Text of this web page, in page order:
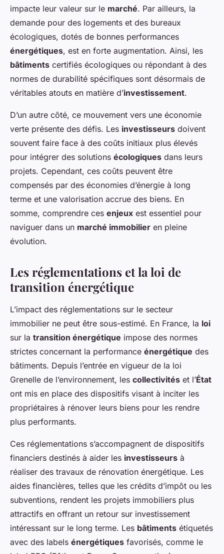
impacte leur valeur sur le marché. Par ailleurs, la
demande pour des logements et des bureaux
écologiques, dotés de bonnes performances
énergétiques, est en forte augmentation. Ainsi, les
bâtiments certifiés écologiques ou répondant à des
normes de durabilité spécifiques sont désormais de
véritables atouts en matière d’investissement.
D’un autre côté, ce mouvement vers une économie
verte présente des défis. Les investisseurs doivent
souvent faire face à des coûts initiaux plus élevés
pour intégrer des solutions écologiques dans leurs
projets. Cependant, ces coûts peuvent être
compensés par des économies d’énergie à long
terme et une valorisation accrue des biens. En
somme, comprendre ces enjeux est essentiel pour
naviguer dans un marché immobilier en pleine
évolution.
Les réglementations et la loi de
transition énergétique
L’impact des réglementations sur le secteur
immobilier ne peut être sous-estimé. En France, la loi
sur la transition énergétique impose des normes
strictes concernant la performance énergétique des
bâtiments. Depuis l’entrée en vigueur de la loi
Grenelle de l’environnement, les collectivités et l’État
ont mis en place des dispositifs visant à inciter les
propriétaires à rénover leurs biens pour les rendre
plus performants.
Ces réglementations s’accompagnent de dispositifs
financiers destinés à aider les investisseurs à
réaliser des travaux de rénovation énergétique. Les
aides financières, telles que les crédits d’impôt ou les
subventions, rendent les projets immobiliers plus
attractifs en offrant un retour sur investissement
intéressant sur le long terme. Les bâtiments étiquetés
avec des labels énergétiques favorisés, comme le